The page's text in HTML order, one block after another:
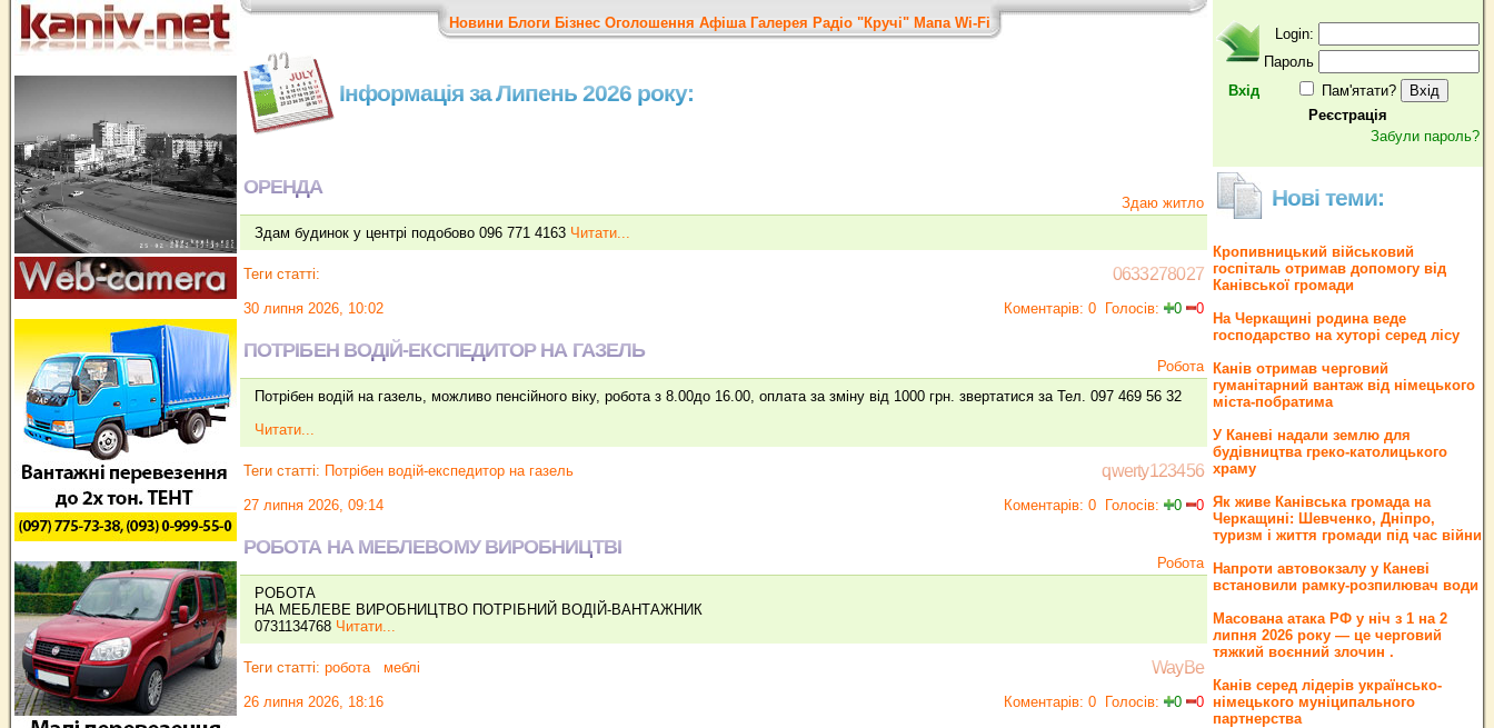
Новини Блоги Бізнес Оголошення Афіша Галерея Радіо "Кручі" Мапа Wi-Fi
Інформація за Липень 2026 року:
ОРЕНДА
Здаю житло
Здам будинок у центрі подобово 096 771 4163 Читати...
Теги статті: 0633278027
30 липня 2026, 10:02 Коментарів: 0 Голосів: 0 0
ПОТРІБЕН ВОДІЙ-ЕКСПЕДИТОР НА ГАЗЕЛЬ
Робота
Потрібен водій на газель, можливо пенсійного віку, робота з 8.00до 16.00, оплата за зміну від 1000 грн. звертатися за Тел. 097 469 56 32
Читати...
Теги статті: Потрібен водій-експедитор на газель qwerty123456
27 липня 2026, 09:14 Коментарів: 0 Голосів: 0 0
РОБОТА НА МЕБЛЕВОМУ ВИРОБНИЦТВІ
Робота
РОБОТА
НА МЕБЛЕВЕ ВИРОБНИЦТВО ПОТРІБНИЙ ВОДІЙ-ВАНТАЖНИК
0731134768 Читати...
Теги статті: робота меблі WayBe
26 липня 2026, 18:16 Коментарів: 0 Голосів: 0 0
Вхід
Login:
Пароль
Пам'ятати?
Реєстрація
Забули пароль?
Нові теми:
Кропивницький військовий
госпіталь отримав допомогу від
Канівської громади
На Черкащині родина веде
господарство на хуторі серед лісу
Канів отримав черговий
гуманітарний вантаж від німецького
міста-побратима
У Каневі надали землю для
будівництва греко‐католицького
храму
Як живе Канівська громада на
Черкащині: Шевченко, Дніпро,
туризм і життя громади під час війни
Напроти автовокзалу у Каневі
встановили рамку-розпилювач води
Масована атака РФ у ніч з 1 на 2
липня 2026 року — це черговий
тяжкий воєнний злочин .
Канів серед лідерів українсько-
німецького муніципального
партнерства